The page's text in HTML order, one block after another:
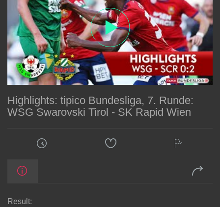
Highlights: tipico Bundesliga, 7. Runde:
WSG Swarovski Tirol - SK Rapid Wien
Result: